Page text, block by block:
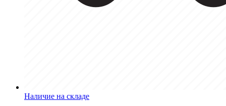
Наличие на складе